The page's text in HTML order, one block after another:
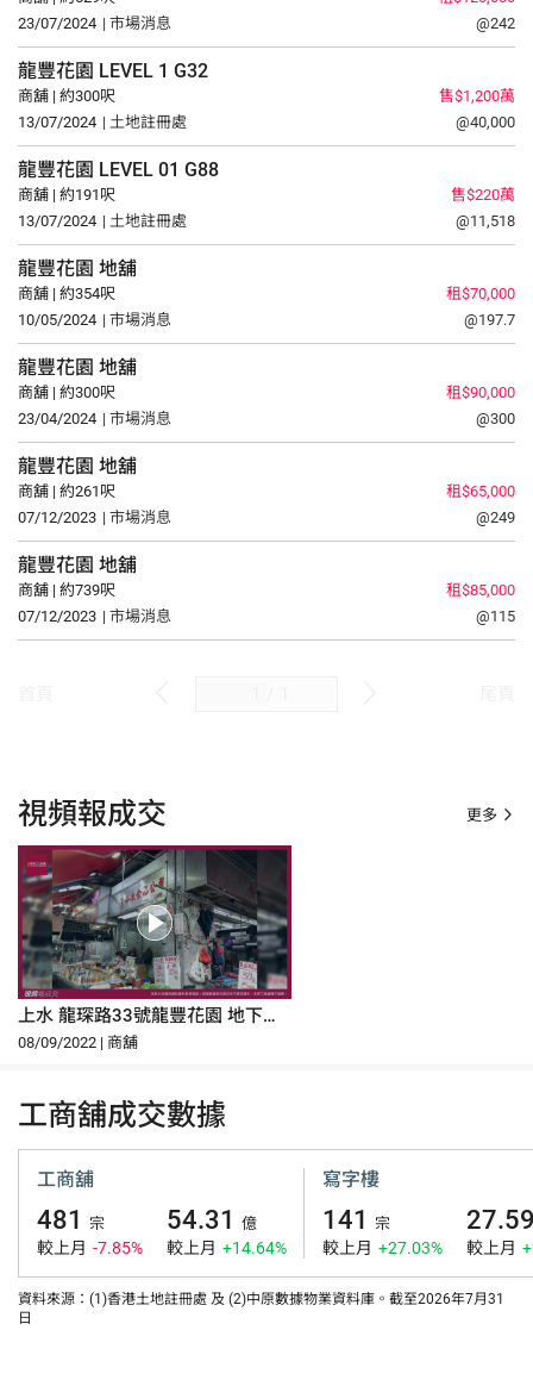
23/07/2024 | 市場消息 @242
龍豐花園 LEVEL 1 G32
商舖 | 約300呎
售$1,200萬
13/07/2024 | 土地註冊處 @40,000
龍豐花園 LEVEL 01 G88
商舖 | 約191呎
售$220萬
13/07/2024 | 土地註冊處 @11,518
龍豐花園 地舖
商舖 | 約354呎
租$70,000
10/05/2024 | 市場消息 @197.7
龍豐花園 地舖
商舖 | 約300呎
租$90,000
23/04/2024 | 市場消息 @300
龍豐花園 地舖
商舖 | 約261呎
租$65,000
07/12/2023 | 市場消息 @249
龍豐花園 地舖
商舖 | 約739呎
租$85,000
07/12/2023 | 市場消息 @115
視頻報成交 更多
上水 龍琛路33號龍豐花園 地下
G35B號舖
08/09/2022 | 商舖
工商舖成交數據
工商舖
481 宗
較上月 -7.85%
54.31 億
較上月 +14.64%
寫字樓
141 宗
較上月 +27.03% 較上月
資料來源：(1)香港土地註冊處 及 (2)中原數據物業資料庫。截至2026年7月31
日